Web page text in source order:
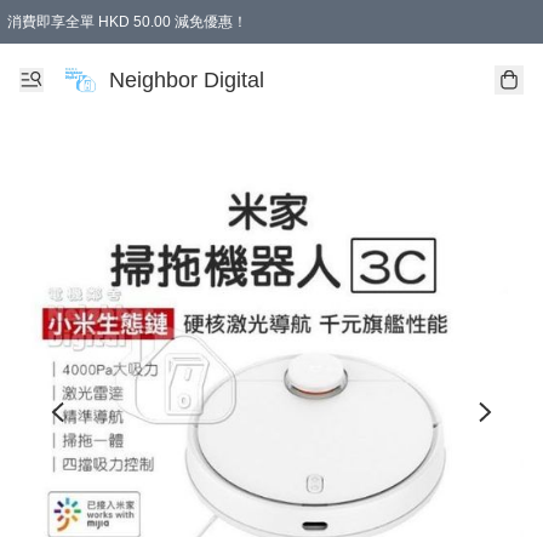
消費即享全單 HKD 50.00 減免優惠！
Neighbor Digital